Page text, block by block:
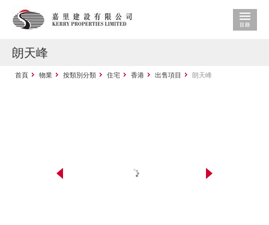
朗天峰
首頁 物業 按類別分類 住宅 香港 出售項目 朗天峰